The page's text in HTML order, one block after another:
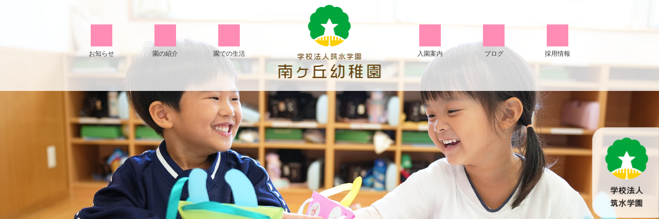
バ
ス
ハ
イ
ク
|
学
校
法
人
お知らせ 園の紹介 園での生活 入園案内 ブログ 採用情報